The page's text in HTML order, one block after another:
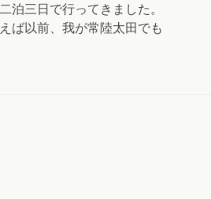
泊三日で行ってきました。
ば以前、我が常陸太田でも